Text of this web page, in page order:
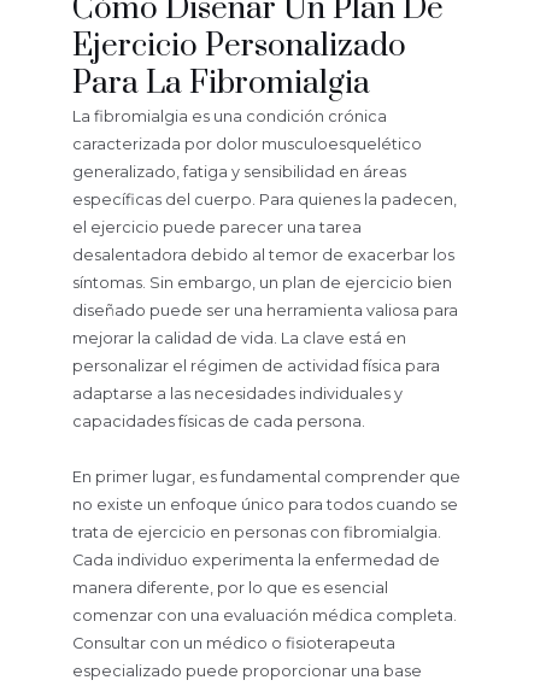
Cómo Diseñar Un Plan De
Ejercicio Personalizado
Para La Fibromialgia
La fibromialgia es una condición crónica
caracterizada por dolor musculoesquelético
generalizado, fatiga y sensibilidad en áreas
específicas del cuerpo. Para quienes la padecen,
el ejercicio puede parecer una tarea
desalentadora debido al temor de exacerbar los
síntomas. Sin embargo, un plan de ejercicio bien
diseñado puede ser una herramienta valiosa para
mejorar la calidad de vida. La clave está en
personalizar el régimen de actividad física para
adaptarse a las necesidades individuales y
capacidades físicas de cada persona.
En primer lugar, es fundamental comprender que
no existe un enfoque único para todos cuando se
trata de ejercicio en personas con fibromialgia.
Cada individuo experimenta la enfermedad de
manera diferente, por lo que es esencial
comenzar con una evaluación médica completa.
Consultar con un médico o fisioterapeuta
especializado puede proporcionar una base